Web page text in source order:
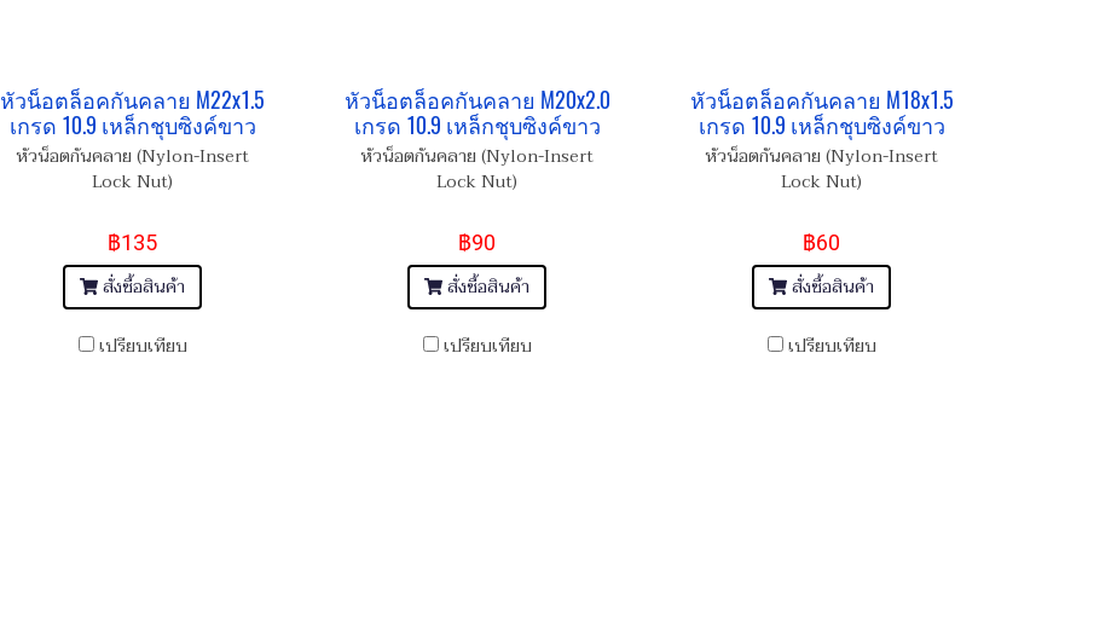
หัวน็อตล็อคกันคลาย M22x1.5
เกรด 10.9 เหล็กชุบซิงค์ขาว
หัวน็อตกันคลาย (Nylon-Insert
Lock Nut)
฿135
สั่งซื้อสินค้า
เปรียบเทียบ
หัวน็อตล็อคกันคลาย M20x2.0
เกรด 10.9 เหล็กชุบซิงค์ขาว
หัวน็อตกันคลาย (Nylon-Insert
Lock Nut)
฿90
สั่งซื้อสินค้า
เปรียบเทียบ
หัวน็อตล็อคกันคลาย M18x1.5
เกรด 10.9 เหล็กชุบซิงค์ขาว
หัวน็อตกันคลาย (Nylon-Insert
Lock Nut)
฿60
สั่งซื้อสินค้า
เปรียบเทียบ